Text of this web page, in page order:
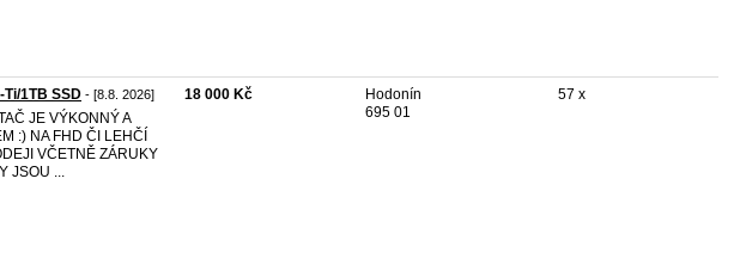
Ti/1TB SSD - [8.8. 2026]
JE VÝKONNÝ A
:) NA FHD ČI LEHČÍ
VČETNĚ ZÁRUKY
JSOU ...
18 000 Kč
Hodonín
695 01
57 x